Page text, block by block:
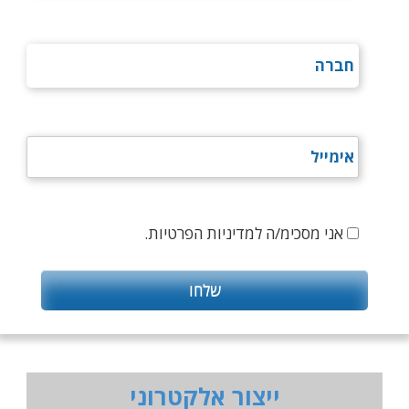
אני מסכימ/ה למדיניות הפרטיות.
ייצור אלקטרוני